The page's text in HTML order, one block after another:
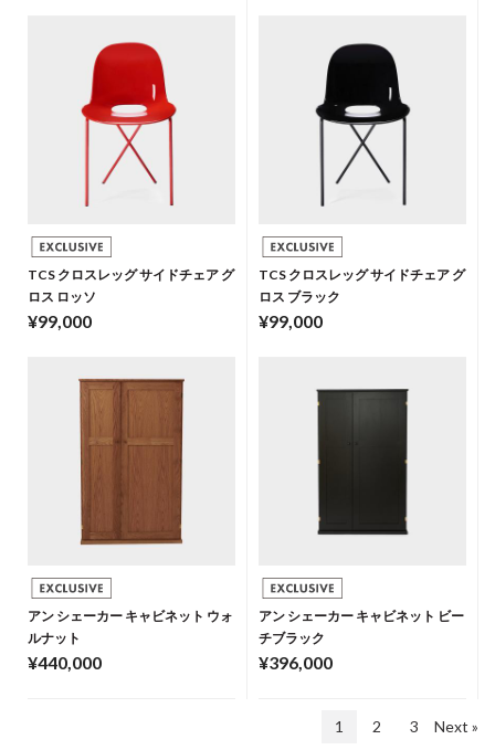
TCS クロスレッグ サイドチェア グ
ロス ロッソ
¥99,000
TCS クロスレッグ サイドチェア グ
ロス ブラック
¥99,000
アン シェーカー キャビネット ウォ
ルナット
¥440,000
アン シェーカー キャビネット ビー
チブラック
¥396,000
1 2 3 Next »